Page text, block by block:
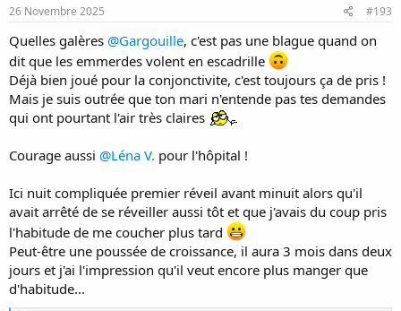
26 Novembre 2025 #193
Quelles galères @Gargouille, c'est pas une blague quand on
dit que les emmerdes volent en escadrille
Déjà bien joué pour la conjonctivite, c'est toujours ça de pris !
Mais je suis outrée que ton mari n'entende pas tes demandes
qui ont pourtant l'air très claires
Courage aussi @Léna V. pour l'hôpital !
Ici nuit compliquée premier réveil avant minuit alors qu'il
avait arrêté de se réveiller aussi tôt et que j'avais du coup pris
l'habitude de me coucher plus tard
Peut-être une poussée de croissance, il aura 3 mois dans deux
jours et j'ai l'impression qu'il veut encore plus manger que
d'habitude...